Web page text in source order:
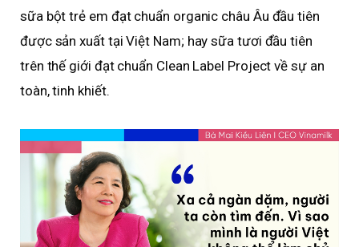
sữa bột trẻ em đạt chuẩn organic châu Âu đầu tiên
được sản xuất tại Việt Nam; hay sữa tươi đầu tiên
trên thế giới đạt chuẩn Clean Label Project về sự an
toàn, tinh khiết.